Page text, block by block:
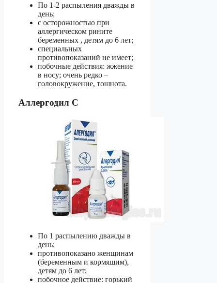
По 1-2 распыления дважды в
день;
с осторожностью при
аллергическом рините
беременных , детям до 6 лет;
специальных
противопоказаний не имеет;
побочные действия: жжение
в носу; очень редко –
головокружение, тошнота.
Аллергодил С
По 1 распылению дважды в
день;
противопоказано женщинам
(беременным и кормящим),
детям до 6 лет;
побочное действие: горький